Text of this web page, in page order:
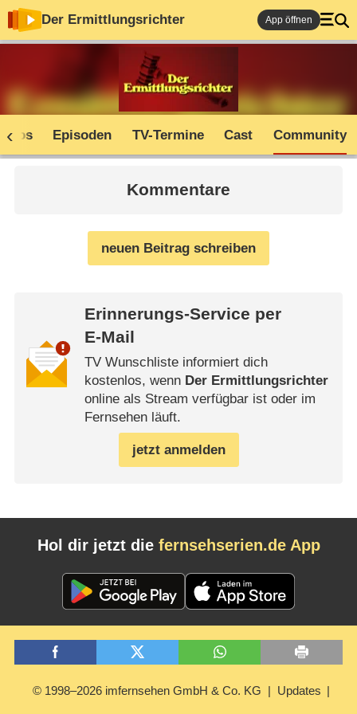
Der Ermittlungsrichter App öffnen
Infos Episoden TV-Termine Cast Community
Kommentare
neuen Beitrag schreiben
Erinnerungs-Service per
E-Mail
TV Wunschliste informiert dich
kostenlos, wenn Der Ermittlungsrichter
online als Stream verfügbar ist oder im
Fernsehen läuft.
jetzt anmelden
Hol dir jetzt die fernsehserien.de App
© 1998–2026 imfernsehen GmbH & Co. KG Updates